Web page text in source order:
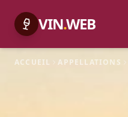
VIN.WEB
ACCUEIL APPELLATIONS